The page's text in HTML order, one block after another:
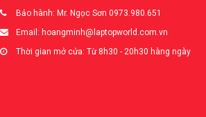
Bảo hành: Mr. Ngọc Sơn 0973.980.651
Email: hoangminh@laptopworld.com.vn
Thời gian mở cửa: Từ 8h30 - 20h30 hàng ngày